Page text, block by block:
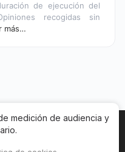
de ejecución del
recogidas sin
más…
Categorías
medición de audiencia y